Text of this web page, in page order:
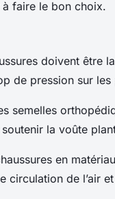
faire le bon choix.
doivent être
de pression sur les
semelles
la voûte
en
circulation de l’air